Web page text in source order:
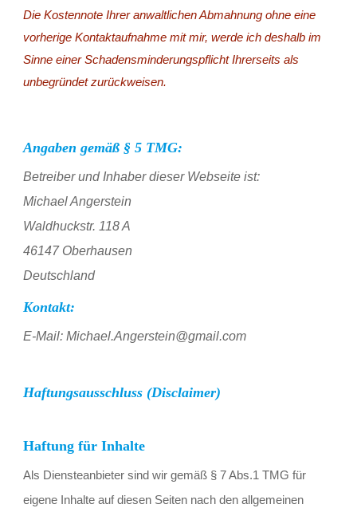
Die Kostennote Ihrer anwaltlichen Abmahnung ohne eine
vorherige Kontaktaufnahme mit mir, werde ich deshalb im
Sinne einer Schadensminderungspflicht Ihrerseits als
unbegründet zurückweisen.
Angaben gemäß § 5 TMG:
Betreiber und Inhaber dieser Webseite ist:
Michael Angerstein
Waldhuckstr. 118 A
46147 Oberhausen
Deutschland
Kontakt:
E-Mail: Michael.Angerstein@gmail.com
Haftungsausschluss (Disclaimer)
Haftung für Inhalte
Als Diensteanbieter sind wir gemäß § 7 Abs.1 TMG für
eigene Inhalte auf diesen Seiten nach den allgemeinen